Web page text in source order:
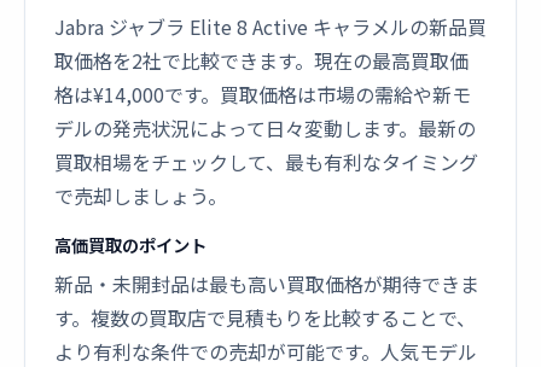
Jabra ジャブラ Elite 8 Active キャラメルの新品買
取価格を2社で比較できます。現在の最高買取価
格は¥14,000です。買取価格は市場の需給や新モ
デルの発売状況によって日々変動します。最新の
買取相場をチェックして、最も有利なタイミング
で売却しましょう。
高価買取のポイント
新品・未開封品は最も高い買取価格が期待できま
す。複数の買取店で見積もりを比較することで、
より有利な条件での売却が可能です。人気モデル